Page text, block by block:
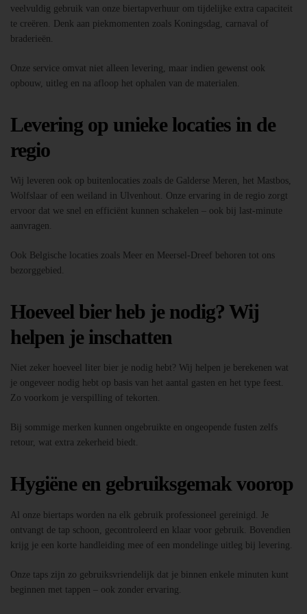
veelvuldig gebruik van onze biertapverhuur om tijdelijke extra capaciteit
te creëren. Denk aan piekmomenten zoals Koningsdag, carnaval of
braderieën.
Onze service omvat niet alleen levering, maar indien gewenst ook
opbouw, uitleg en na afloop het ophalen van de materialen.
Levering op unieke locaties in de
regio
Wij leveren ook op buitenlocaties zoals de Galderse Meren, het Mastbos,
Wolfslaar of een weiland in Ulvenhout. Onze ervaring in de regio zorgt
ervoor dat we snel en efficiënt kunnen schakelen – ook bij last-minute
aanvragen.
Ook Belgische locaties zoals Meer en Meersel-Dreef behoren tot ons
bezorggebied.
Hoeveel bier heb je nodig? Wij
helpen je inschatten
Niet zeker hoeveel liter bier je nodig hebt? Wij helpen je berekenen wat
je ongeveer nodig hebt op basis van het aantal gasten en het type feest.
Zo voorkom je verspilling of tekorten.
Bij sommige merken kunnen ongebruikte en ongeopende fusten zelfs
retour, wat extra zekerheid biedt.
Hygiëne en gebruiksgemak voorop
Al onze biertaps worden na elk gebruik professioneel gereinigd. Je
ontvangt de tap schoon, gecontroleerd en klaar voor gebruik. Bovendien
krijg je een korte handleiding mee of een mondelinge uitleg bij levering.
Onze taps zijn zo gebruiksvriendelijk dat je binnen enkele minuten kunt
beginnen met tappen – ook zonder ervaring.